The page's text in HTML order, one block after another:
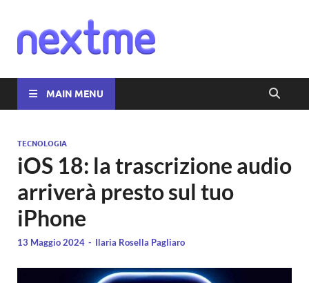
MAIN MENU
TECNOLOGIA
iOS 18: la trascrizione audio
arriverà presto sul tuo
iPhone
13 Maggio 2024 - Ilaria Rosella Pagliaro